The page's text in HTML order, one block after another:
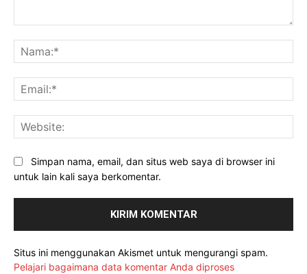
Simpan nama, email, dan situs web saya di browser ini
untuk lain kali saya berkomentar.
Situs ini menggunakan Akismet untuk mengurangi spam.
Pelajari bagaimana data komentar Anda diproses